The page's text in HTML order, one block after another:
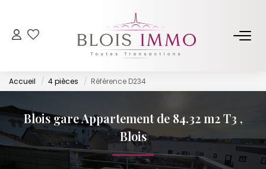
NOS BIENS
Acheter
Biens Vendus Et Loués
Off Market
Accueil 4 pièces Référence D234
Blois gare Appartement de 84.32 m2 T3 ,
Blois